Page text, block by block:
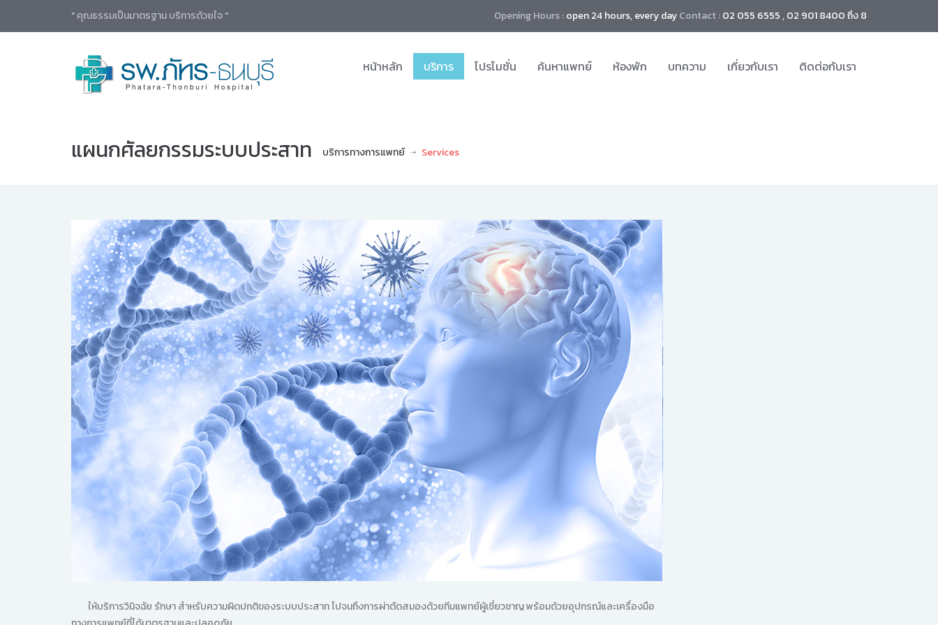
" คุณธรรมเป็นมาตรฐาน บริการด้วยใจ " Opening Hours :open 24 hours, every dayContact :02 055 6555 , 02 901 8400 ถึง 8
หน้าหลัก บริการ โปรโมชั่น ค้นหาแพทย์ ห้องพัก บทความ เกี่ยวกับเรา ติดต่อกับเรา
แผนกศัลยกรรมระบบประสาท บริการทางการแพทย์ Services
ให้บริการวินิจฉัย รักษา สำหรับความผิดปกติของระบบประสาท ไปจนถึงการผ่าตัดสมองด้วยทีมแพทย์ผู้เชี่ยวชาญ พร้อมด้วยอุปกรณ์และเครื่องมือ